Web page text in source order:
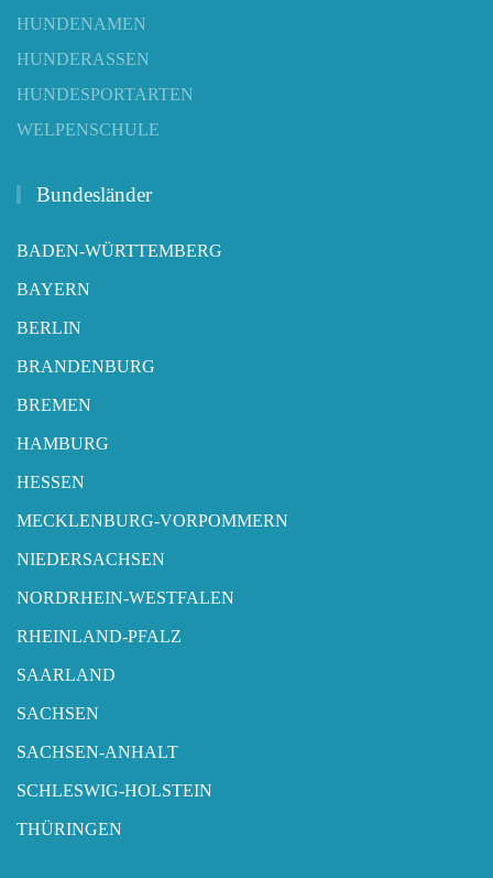
HUNDENAMEN
HUNDERASSEN
HUNDESPORTARTEN
WELPENSCHULE
Bundesländer
BADEN-WÜRTTEMBERG
BAYERN
BERLIN
BRANDENBURG
BREMEN
HAMBURG
HESSEN
MECKLENBURG-VORPOMMERN
NIEDERSACHSEN
NORDRHEIN-WESTFALEN
RHEINLAND-PFALZ
SAARLAND
SACHSEN
SACHSEN-ANHALT
SCHLESWIG-HOLSTEIN
THÜRINGEN